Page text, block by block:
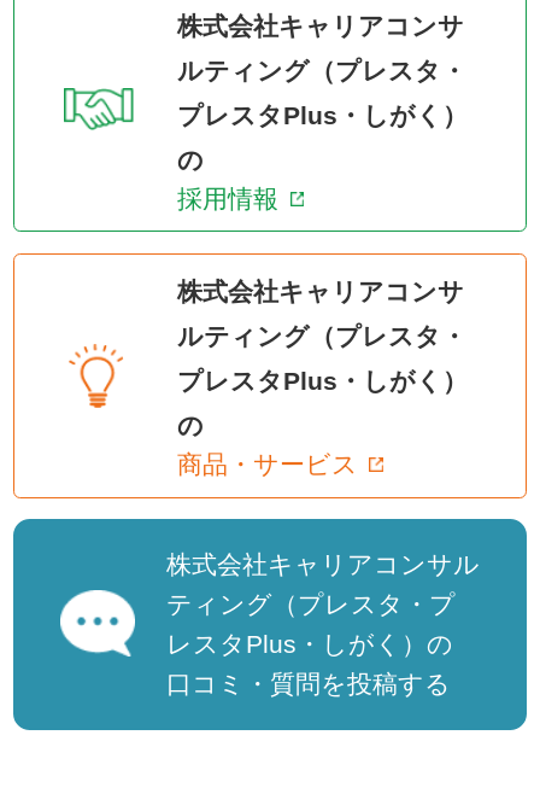
株式会社キャリアコンサ
ルティング（プレスタ・
プレスタPlus・しがく）
の
採用情報
株式会社キャリアコンサ
ルティング（プレスタ・
プレスタPlus・しがく）
の
商品・サービス
株式会社キャリアコンサル
ティング（プレスタ・プ
レスタPlus・しがく）の
口コミ・質問を投稿する